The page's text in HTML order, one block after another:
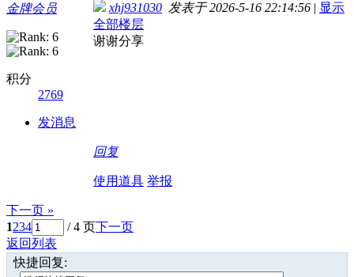
金牌会员
积分
2769
发消息
xhj931030 发表于 2026-5-16 22:14:56 | 显示
全部楼层
谢谢分享
回复
使用道具 举报
下一页 »
1234 / 4 页下一页
返回列表
快捷回复: